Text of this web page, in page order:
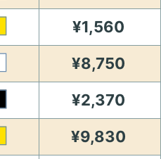
¥1,560
¥8,750
¥2,370
¥9,830